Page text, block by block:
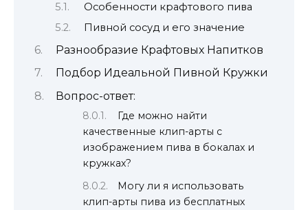
Особенности крафтового пива
Пивной сосуд и его значение
Разнообразие Крафтовых Напитков
Подбор Идеальной Пивной Кружки
Вопрос-ответ:
Где можно найти
качественные клип-арты с
изображением пива в бокалах и
кружках?
Могу ли я использовать
клип-арты пива из бесплатных